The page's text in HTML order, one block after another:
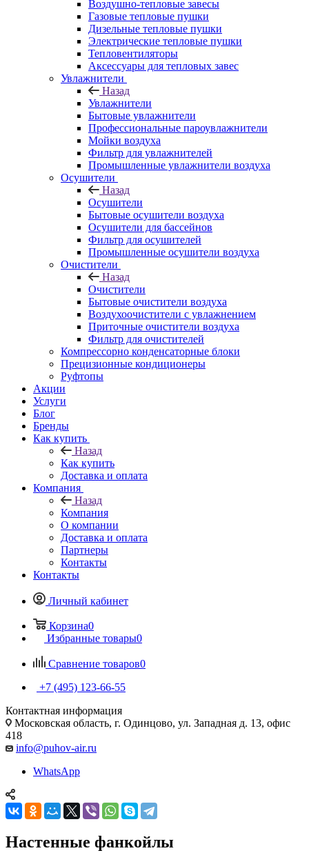
Воздушно-тепловые завесы
Газовые тепловые пушки
Дизельные тепловые пушки
Электрические тепловые пушки
Тепловентиляторы
Аксессуары для тепловых завес
Увлажнители
Назад
Увлажнители
Бытовые увлажнители
Профессиональные пароувлажнители
Мойки воздуха
Фильтр для увлажнителей
Промышленные увлажнители воздуха
Осушители
Назад
Осушители
Бытовые осушители воздуха
Осушители для бассейнов
Фильтр для осушителей
Промышленные осушители воздуха
Очистители
Назад
Очистители
Бытовые очистители воздуха
Воздухоочистители с увлажнением
Приточные очистители воздуха
Фильтр для очистителей
Компрессорно конденсаторные блоки
Прецизионные кондиционеры
Руфтопы
Акции
Услуги
Блог
Бренды
Как купить
Назад
Как купить
Доставка и оплата
Компания
Назад
Компания
О компании
Доставка и оплата
Партнеры
Контакты
Контакты
Личный кабинет
Корзина0
Избранные товары0
Сравнение товаров0
+7 (495) 123-66-55
Контактная информация
Московская область, г. Одинцово, ул. Западная д. 13, офис
418
info@puhov-air.ru
WhatsApp
Настенные фанкойлы